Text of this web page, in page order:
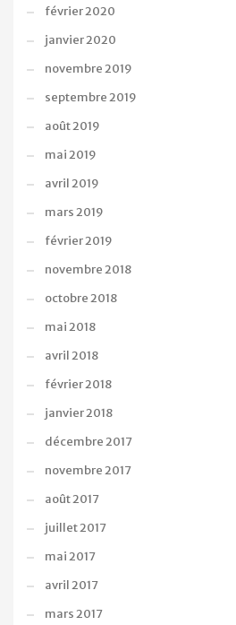
février 2020
janvier 2020
novembre 2019
septembre 2019
août 2019
mai 2019
avril 2019
mars 2019
février 2019
novembre 2018
octobre 2018
mai 2018
avril 2018
février 2018
janvier 2018
décembre 2017
novembre 2017
août 2017
juillet 2017
mai 2017
avril 2017
mars 2017